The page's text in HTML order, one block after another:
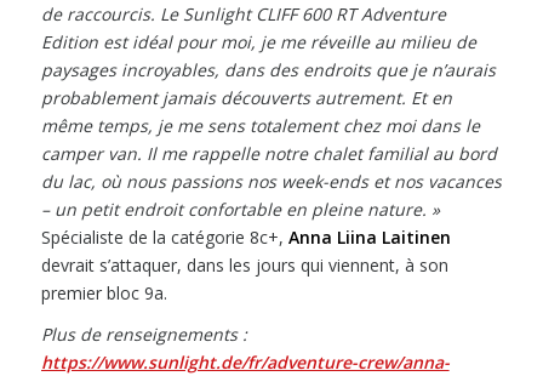
de raccourcis. Le Sunlight CLIFF 600 RT Adventure
Edition est idéal pour moi, je me réveille au milieu de
paysages incroyables, dans des endroits que je n’aurais
probablement jamais découverts autrement. Et en
même temps, je me sens totalement chez moi dans le
camper van. Il me rappelle notre chalet familial au bord
du lac, où nous passions nos week-ends et nos vacances
– un petit endroit confortable en pleine nature. »
Spécialiste de la catégorie 8c+, Anna Liina Laitinen
devrait s’attaquer, dans les jours qui viennent, à son
premier bloc 9a.
Plus de renseignements :
https://www.sunlight.de/fr/adventure-crew/anna-